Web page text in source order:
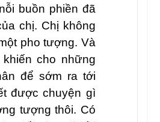
buồn phiền đã
chị. Chị không
pho tượng. Và
cho những
để sớm ra tới
được chuyện gì
tượng thôi. Có